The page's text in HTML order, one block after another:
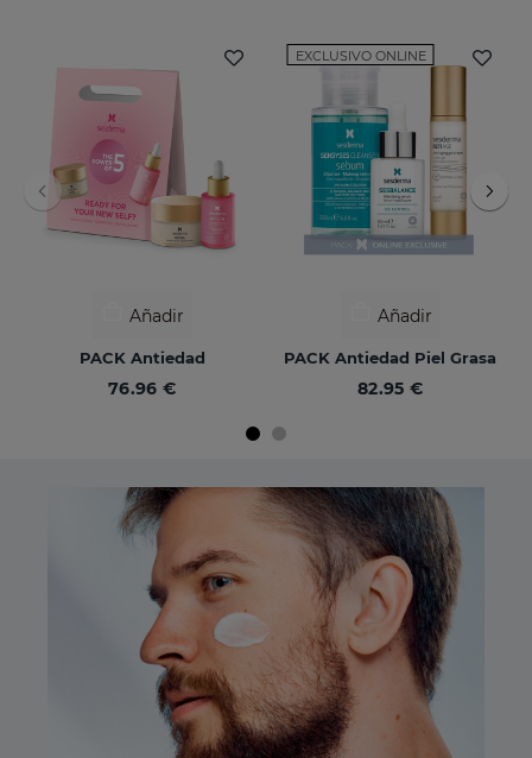
Añadir
PACK Antiedad
76.96 €
EXCLUSIVO ONLINE
Añadir
PACK Antiedad Piel Grasa
82.95 €